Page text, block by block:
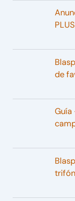
de
Guía
trifón